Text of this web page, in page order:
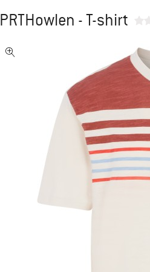
PRTHowlen - T-shirt